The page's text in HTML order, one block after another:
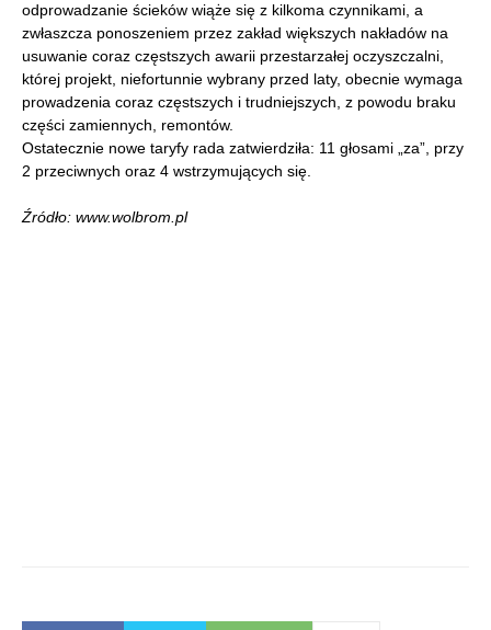
odprowadzanie ścieków wiąże się z kilkoma czynnikami, a
zwłaszcza ponoszeniem przez zakład większych nakładów na
usuwanie coraz częstszych awarii przestarzałej oczyszczalni,
której projekt, niefortunnie wybrany przed laty, obecnie wymaga
prowadzenia coraz częstszych i trudniejszych, z powodu braku
części zamiennych, remontów.
Ostatecznie nowe taryfy rada zatwierdziła: 11 głosami „za”, przy
2 przeciwnych oraz 4 wstrzymujących się.
Źródło: www.wolbrom.pl